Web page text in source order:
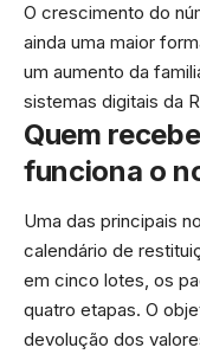
O crescimento do
ainda uma maior
um aumento da
sistemas digitais da
Quem
funciona o
Uma das principais
calendário de
em cinco lotes, os
quatro etapas. O
devolução dos